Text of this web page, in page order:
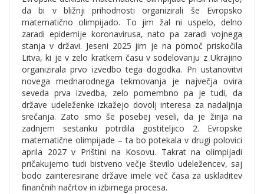
da bi v bližnji prihodnosti organizirali še Evropsko
matematično olimpijado. To jim žal ni uspelo, delno
zaradi epidemije koronavirusa, nato pa zaradi vojnega
stanja v državi. Jeseni 2025 jim je na pomoč priskočila
Litva, ki je v zelo kratkem času v sodelovanju z Ukrajino
organizirala prvo izvedbo tega dogodka. Pri ustanovitvi
novega mednarodnega tekmovanja je največja ovira
seveda prva izvedba, zelo pomembno pa je tudi, da
države udeleženke izkažejo dovolj interesa za nadaljnja
srečanja. Zato smo še posebej veseli, da je žirija na
zadnjem sestanku potrdila gostiteljico 2. Evropske
matematične olimpijade – ta bo potekala v drugi polovici
aprila 2027 v Prištini na Kosovu. Takrat na olimpijadi
pričakujemo tudi bistveno večje število udeležencev, saj
bodo zainteresirane države imele več časa za uskladitev
finančnih načrtov in izbirnega procesa.